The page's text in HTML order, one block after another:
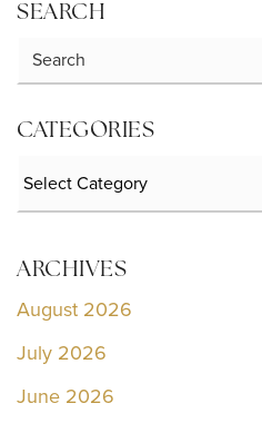
SEARCH
CATEGORIES
ARCHIVES
August 2026
July 2026
June 2026